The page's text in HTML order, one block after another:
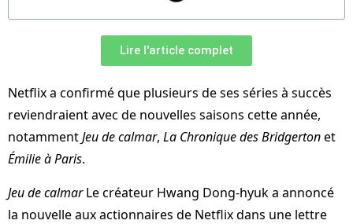
Lire l'article complet
Netflix a confirmé que plusieurs de ses séries à succès
reviendraient avec de nouvelles saisons cette année,
notammentJeu de calmar, La Chronique des Bridgertonet
Émilie à Paris.
Jeu de calmarLe créateur Hwang Dong-hyuk a annoncé
la nouvelle aux actionnaires de Netflix dans une lettre